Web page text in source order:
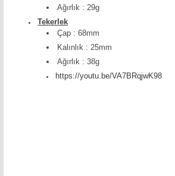
Ağırlık : 29g
Tekerlek
Çap : 68mm
Kalınlık : 25mm
Ağırlık : 38g
https://youtu.be/VA7BRqjwK98